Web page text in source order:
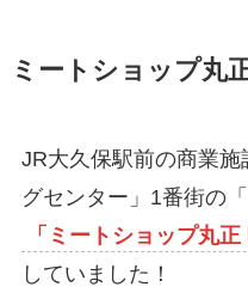
ミートショップ丸
JR大久保駅前の商業
グセンター」1番街の
「ミートショップ丸正
していました！